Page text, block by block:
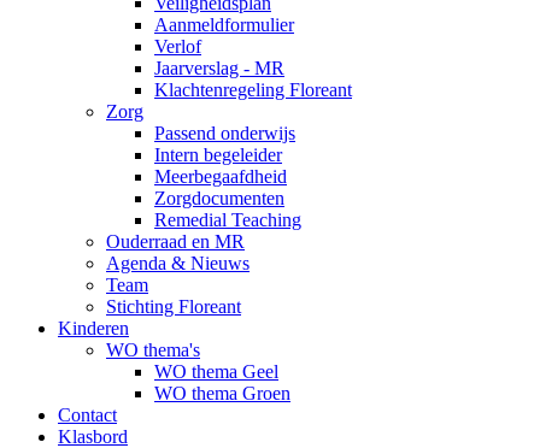
Aanmeldformulier
Verlof
Jaarverslag - MR
Klachtenregeling Floreant
Zorg
Passend onderwijs
Intern begeleider
Meerbegaafdheid
Zorgdocumenten
Remedial Teaching
Ouderraad en MR
Agenda & Nieuws
Team
Stichting Floreant
Kinderen
WO thema's
WO thema Geel
WO thema Groen
Contact
Klasbord